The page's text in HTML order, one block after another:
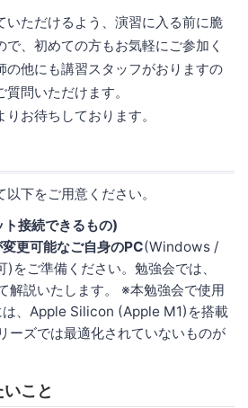
いただけるよう、演習に入る前に脆
、初めての方もお気軽にご参加く
の他にも講習スタッフがおりますの
問いただけます。
お待ちしております。
下をご用意ください。
接続できるもの)
更可能なご自身のPC(Windows /
をご準備ください。勉強会では、
解説いたします。 ※本勉強会で使用
は、Apple Silicon (Apple M1)を搭載
ーズでは最適化されていないものが
こと